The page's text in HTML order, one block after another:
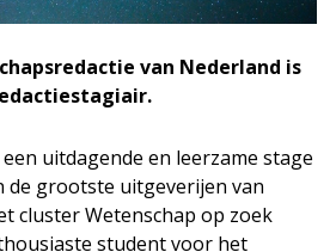
van Nederland is
uitdagende en leerzame stage
de grootste uitgeverijen van
cluster Wetenschap op zoek
student voor het